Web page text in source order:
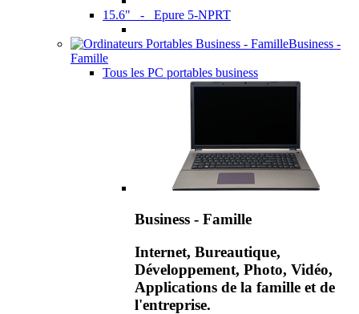
15.6" - Epure 5-NPRT
Business -
Famille
Tous les PC portables business
Business - Famille
Internet, Bureautique,
Développement, Photo, Vidéo,
Applications de la famille et de
l'entreprise.